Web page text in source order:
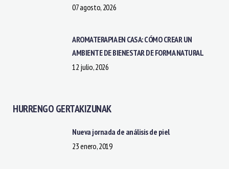
07 agosto, 2026
AROMATERAPIA EN CASA: CÓMO CREAR UN
AMBIENTE DE BIENESTAR DE FORMA NATURAL
12 julio, 2026
HURRENGO GERTAKIZUNAK
Nueva jornada de análisis de piel
23 enero, 2019